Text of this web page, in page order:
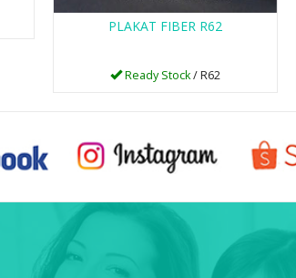
PLAKAT FIBER R62
Ready Stock/ R62